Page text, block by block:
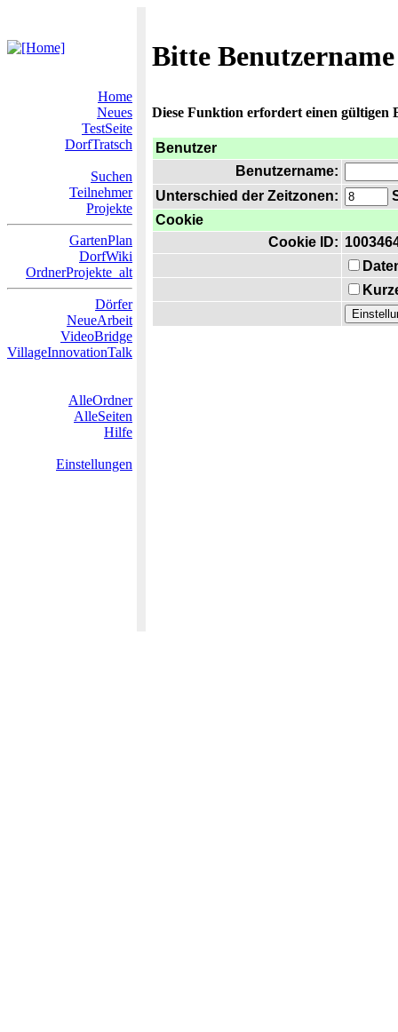
Bitte
Home
Neues
TestSeite
DorfTratsch
Suchen
Teilnehmer
Projekte
GartenPlan
DorfWiki
OrdnerProjekte_alt
Dörfer
NeueArbeit
VideoBridge
VillageInnovationTalk
AlleOrdner
AlleSeiten
Hilfe
Einstellungen
Diese Funktion erfordert einen gültigen
Benutzer
Benutzername:
Unterschied der Zeitzonen:
Cookie
Cookie ID: